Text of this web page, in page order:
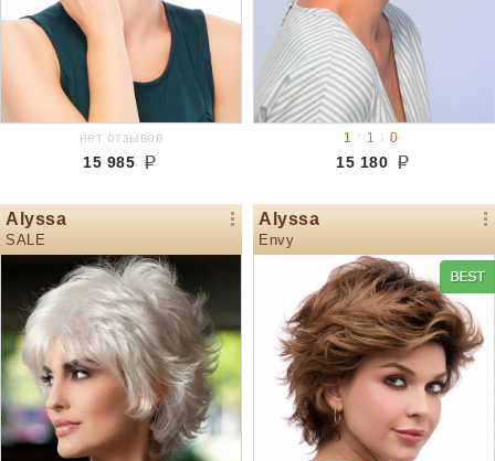
нет отзывов
15 985
1 ↑ 1 ↓0
15 180
Alyssa
SALE
Alyssa
Envy